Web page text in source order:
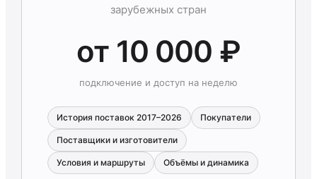
зарубежных стран
от 10 000 ₽
подключение и доступ на неделю
История поставок 2017–2026 Покупатели
Поставщики и изготовители
Условия и маршруты Объёмы и динамика